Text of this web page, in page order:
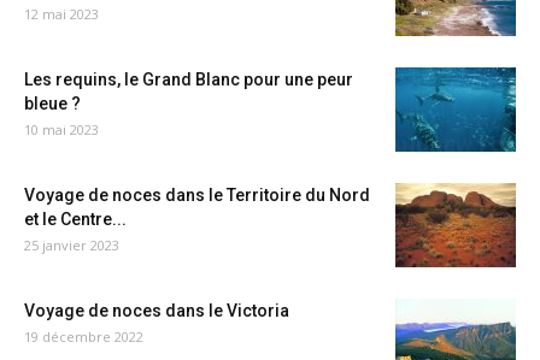
12 mai 2023
Les requins, le Grand Blanc pour une peur
bleue ?
10 mai 2023
Voyage de noces dans le Territoire du Nord
et le Centre...
25 janvier 2023
Voyage de noces dans le Victoria
19 décembre 2022